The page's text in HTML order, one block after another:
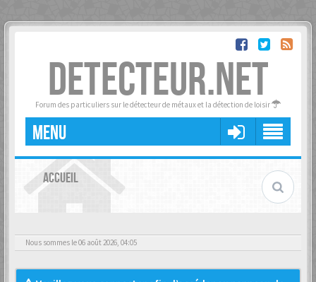
DETECTEUR.NET
Forum des particuliers sur le détecteur de métaux et la détection de loisir
MENU
ACCUEIL
Nous sommes le 06 août 2026, 04:05